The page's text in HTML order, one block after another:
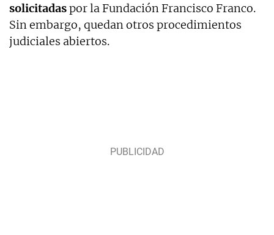
solicitadaspor la Fundación Francisco Franco.
Sin embargo, quedan otros procedimientos
judiciales abiertos.